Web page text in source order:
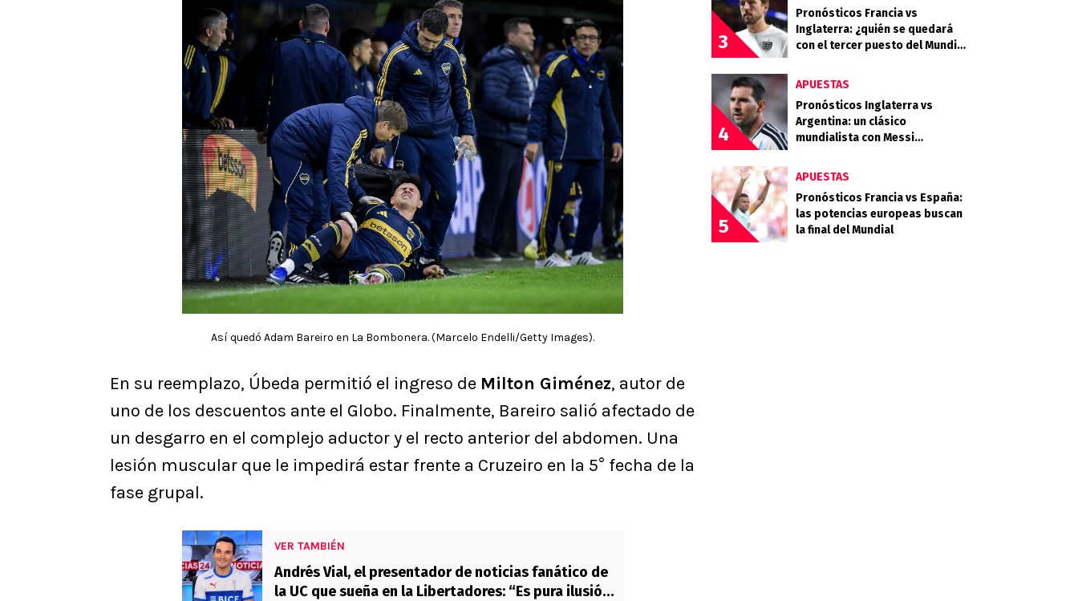
Así quedó Adam Bareiro en La Bombonera. (Marcelo Endelli/Getty Images).
En su reemplazo, Úbeda permitió el ingreso de Milton Giménez, autor de
uno de los descuentos ante el Globo. Finalmente, Bareiro salió afectado de
un desgarro en el complejo aductor y el recto anterior del abdomen. Una
lesión muscular que le impedirá estar frente a Cruzeiro en la 5° fecha de la
fase grupal.
VER TAMBIÉN
Andrés Vial, el presentador de noticias fanático de
la UC que sueña en la Libertadores: “Es pura ilusión
3
Pronósticos Francia vs
Inglaterra: ¿quién se quedará
con el tercer puesto del Mundial
4
APUESTAS
Pronósticos Inglaterra vs
Argentina: un clásico
mundialista con Messi
5
APUESTAS
Pronósticos Francia vs España:
las potencias europeas buscan
la final del Mundial